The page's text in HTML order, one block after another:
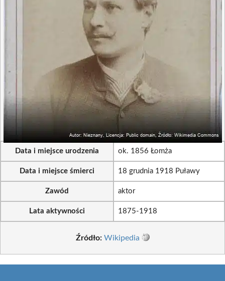
Data i miejsce urodzenia ok. 1856 Łomża
Data i miejsce śmierci 18 grudnia 1918 Puławy
Zawód aktor
Lata aktywności 1875-1918
Źródło: Wikipedia